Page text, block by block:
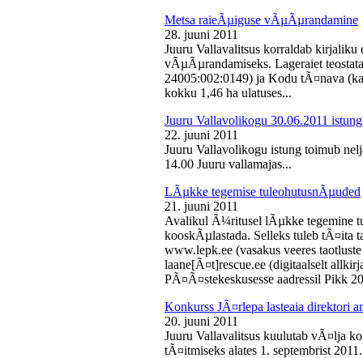
Metsa raieÃµiguse vÃµÃµrandamine
28. juuni 2011
Juuru Vallavalitsus korraldab kirjaliku
vÃµÃµrandamiseks. Lageraiet
24005:002:0149) ja Kodu tÃ¤nava
kokku 1,46 ha ulatuses...
Juuru Vallavolikogu 30.06.2011 istung
22. juuni 2011
Juuru Vallavolikogu istung toimub
14.00 Juuru vallamajas...
LÃµkke tegemise tuleohutusnÃµuded
21. juuni 2011
Avalikul Ã¼ritusel lÃµkke tegemine
kooskÃµlastada. Selleks tuleb tÃ¤ita
www.lepk.ee (vasakus veeres
laane[Ã¤t]rescue.ee (digitaalselt
PÃ¤Ã¤stekeskusesse aadressil Pikk
Konkurss JÃ¤rlepa lasteaia direktori
20. juuni 2011
Juuru Vallavalitsus kuulutab vÃ¤lja
tÃ¤itmiseks alates 1. septembrist